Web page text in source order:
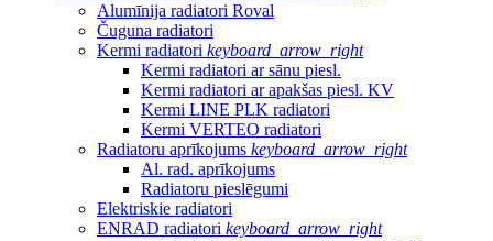
Alumīnija radiatori Roval
Čuguna radiatori
Kermi radiatori keyboard_arrow_right
Kermi radiatori ar sānu piesl.
Kermi radiatori ar apakšas piesl. KV
Kermi LINE PLK radiatori
Kermi VERTEO radiatori
Radiatoru aprīkojums keyboard_arrow_right
Al. rad. aprīkojums
Radiatoru pieslēgumi
Elektriskie radiatori
ENRAD radiatori keyboard_arrow_right